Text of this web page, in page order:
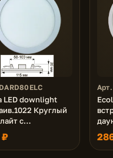
LED downlight
Круглый
с
под любое
(50-100mm)
6500K 100x20
₽
Арт.